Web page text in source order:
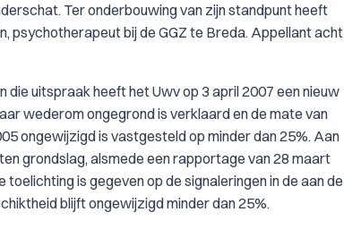
Ter onderbouwing van zijn standpunt heeft
psychotherapeut bij de GGZ te Breda. Appellant acht
die uitspraak heeft het Uwv op 3 april 2007 een nieuw
wederom ongegrond is verklaard en de mate van
ongewijzigd is vastgesteld op minder dan 25%. Aan
grondslag, alsmede een rapportage van 28 maart
is gegeven op de signaleringen in de aan de
blijft ongewijzigd minder dan 25%.